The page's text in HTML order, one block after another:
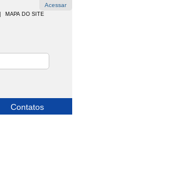
Acessar
MAPA DO SITE
Contatos